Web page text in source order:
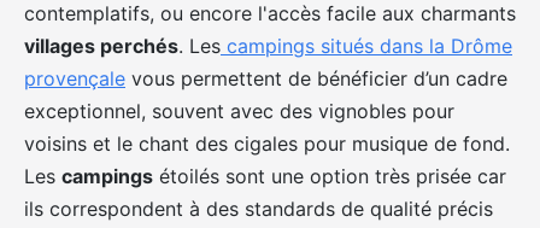
contemplatifs, ou encore l'accès facile aux charmants
villages perchés. Les campings situés dans la Drôme
provençale vous permettent de bénéficier d’un cadre
exceptionnel, souvent avec des vignobles pour
voisins et le chant des cigales pour musique de fond.
Les campings étoilés sont une option très prisée car
ils correspondent à des standards de qualité précis